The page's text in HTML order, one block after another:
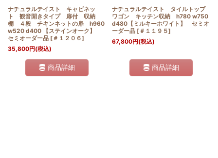
ナチュラルテイスト キャビネッ
ト 観音開きタイプ 扉付 収納
棚 ４段 チキンネットの扉 h960
w520 d400 【ステインオーク】
セミオーダー品 [ ＃１２０６]
35,800円(税込)
商品詳細
ナチュラルテイスト タイルトップ
ワゴン キッチン収納 h780 w750
d480【ミルキーホワイト】 セミオ
ーダー品 [ ＃１１９５]
67,800円(税込)
商品詳細